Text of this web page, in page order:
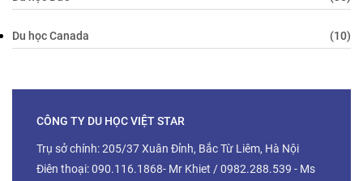
Du học Canada (10)
CÔNG TY DU HỌC VIỆT STAR
Trụ sở chính: 205/37 Xuân Đỉnh, Bắc Từ Liêm, Hà Nội
Điên thoại: 090.116.1868- Mr Khiet / 0982.288.539 - Ms